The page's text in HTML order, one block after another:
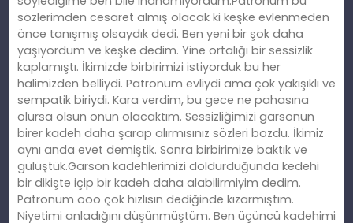
sözlerimden cesaret almış olacak ki keşke evlenmeden
önce tanışmış olsaydık dedi. Ben yeni bir şok daha
yaşıyordum ve keşke dedim. Yine ortalığı bir sessizlik
kaplamıştı. İkimizde birbirimizi istiyorduk bu her
halimizden belliydi. Patronum evliydi ama çok yakışıklı ve
sempatik biriydi. Kara verdim, bu gece ne pahasına
olursa olsun onun olacaktım. Sessizliğimizi garsonun
birer kadeh daha şarap alırmısınız sözleri bozdu. İkimiz
aynı anda evet demiştik. Sonra birbirimize baktık ve
gülüştük.Garson kadehlerimizi doldurduğunda kedehi
bir dikişte içip bir kadeh daha alabilirmiyim dedim.
Patronum ooo çok hızlısın dediğinde kızarmıştım.
Niyetimi anladığını düşünmüştüm. Ben üçüncü kadehimi